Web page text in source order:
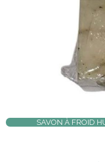
SAVON À FROID